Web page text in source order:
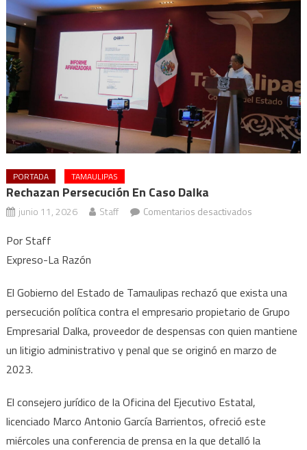
PORTADA TAMAULIPAS
Rechazan Persecución En Caso Dalka
junio 11, 2026 Staff Comentarios desactivadosen
Dalka
Por Staff
Expreso-La Razón
El Gobierno del Estado de Tamaulipas rechazó que exista una
persecución política contra el empresario propietario de Grupo
Empresarial Dalka, proveedor de despensas con quien mantiene
un litigio administrativo y penal que se originó en marzo de
2023.
El consejero jurídico de la Oficina del Ejecutivo Estatal,
licenciado Marco Antonio García Barrientos, ofreció este
miércoles una conferencia de prensa en la que detalló la